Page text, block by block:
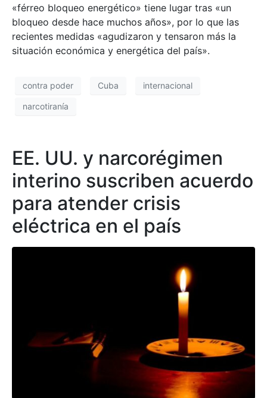
«férreo bloqueo energético» tiene lugar tras «un
bloqueo desde hace muchos años», por lo que las
recientes medidas «agudizaron y tensaron más la
situación económica y energética del país».
contra poder Cuba internacional
narcotiranía
EE. UU. y narcorégimen
interino suscriben acuerdo
para atender crisis
eléctrica en el país